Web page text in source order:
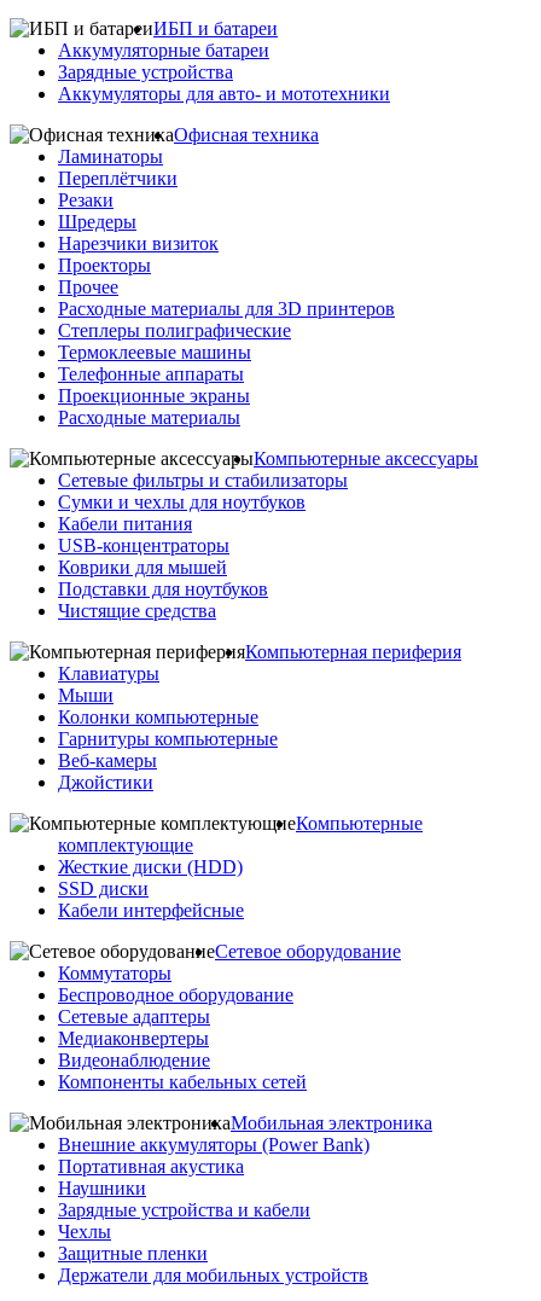
ИБП и батареи
Аккумуляторные батареи
Зарядные устройства
Аккумуляторы для авто- и мототехники
Офисная техника
Ламинаторы
Переплётчики
Резаки
Шредеры
Нарезчики визиток
Проекторы
Прочее
Расходные материалы для 3D принтеров
Степлеры полиграфические
Термоклеевые машины
Телефонные аппараты
Проекционные экраны
Расходные материалы
Компьютерные аксессуары
Сетевые фильтры и стабилизаторы
Сумки и чехлы для ноутбуков
Кабели питания
USB-концентраторы
Коврики для мышей
Подставки для ноутбуков
Чистящие средства
Компьютерная периферия
Клавиатуры
Мыши
Колонки компьютерные
Гарнитуры компьютерные
Веб-камеры
Джойстики
Компьютерные
комплектующие
Жесткие диски (HDD)
SSD диски
Кабели интерфейсные
Сетевое оборудование
Коммутаторы
Беспроводное оборудование
Сетевые адаптеры
Медиаконвертеры
Видеонаблюдение
Компоненты кабельных сетей
Мобильная электроника
Внешние аккумуляторы (Power Bank)
Портативная акустика
Наушники
Зарядные устройства и кабели
Чехлы
Защитные пленки
Держатели для мобильных устройств